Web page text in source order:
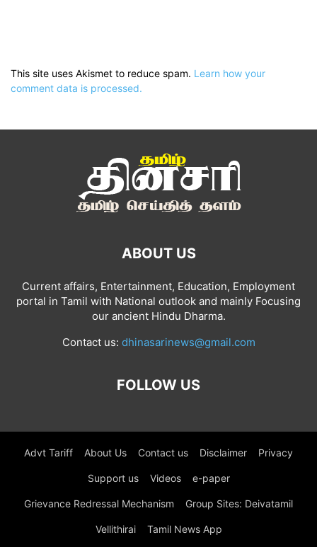
This site uses Akismet to reduce spam. Learn how your
comment data is processed.
ABOUT US
Current affairs, Entertainment, Education, Employment
portal in Tamil with National outlook and mainly Focusing
our ancient Hindu Dharma.
Contact us: dhinasarinews@gmail.com
FOLLOW US
Advt Tariff About Us Contact us Disclaimer Privacy
Support us Videos e-paper
Grievance Redressal Mechanism Group Sites: Deivatamil
Vellithirai Tamil News App